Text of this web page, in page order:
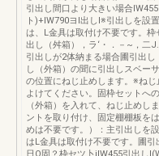
引出し間口より大きい場合
ト)+IW790ヨl出しI※引出しを設
は、L金具は取付け不要です。
出し（舛箱），ラ‘・．－~，二
引出しが2体納まる場合圃引出
し（外箱）の聞に引出しスベー
の位置にねじ止めします。※ね
よけてください。固枠セットへ
（外箱）を入れて、ねじ止めし
ントを取り付け、固定棚棚板を
めは不要です。）：主引出しを
はL金具は取付け不要です。圃